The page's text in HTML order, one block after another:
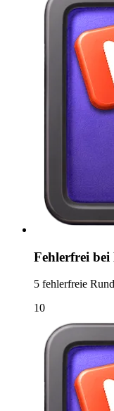
Fehlerfrei bei
5 fehlerfreie
10